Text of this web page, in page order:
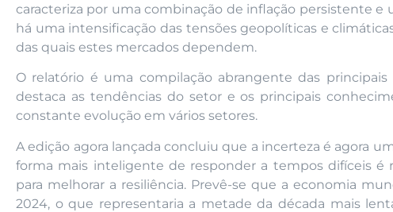
caracteriza por uma combinação de inflação persistente e
há uma intensificação das tensões geopolíticas e
das quais estes mercados dependem.
O relatório é uma compilação abrangente das
destaca as tendências do setor e os principais
constante evolução em vários setores.
A edição agora lançada concluiu que a incerteza é agora
forma mais inteligente de responder a tempos difíceis é
para melhorar a resiliência. Prevê-se que a economia
2024, o que representaria a metade da década mais